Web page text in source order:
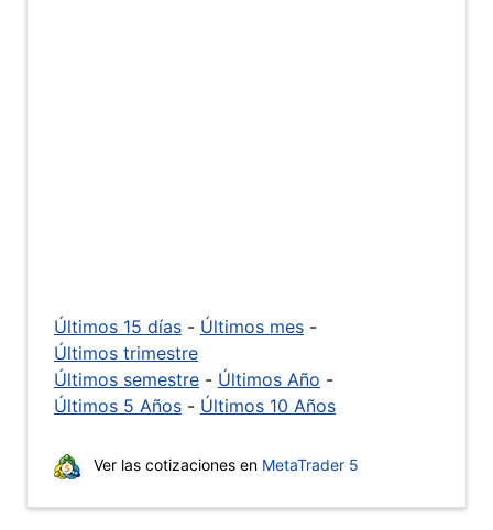
Últimos 15 días - Últimos mes -
Últimos trimestre
Últimos semestre - Últimos Año -
Últimos 5 Años - Últimos 10 Años
Ver las cotizaciones en MetaTrader 5